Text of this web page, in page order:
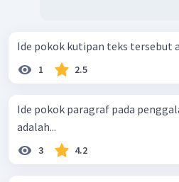
Ide pokok kutipan teks tersebut
1 2.5
Ide pokok paragraf pada
adalah...
3 4.2